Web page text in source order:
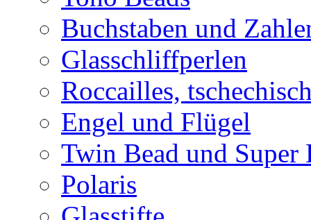
Buchstaben und
Glasschliffperlen
Roccailles,
Engel und Flügel
Twin Bead und Super
Polaris